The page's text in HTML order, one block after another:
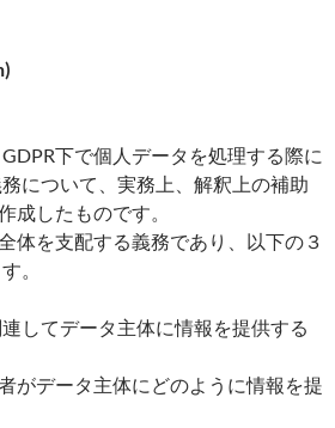
下で個人データを処理する際に
について、実務上、解釈上の補助
成したものです。
体を支配する義務であり、以下の３
。
連してデータ主体に情報を提供する
がデータ主体にどのように情報を提